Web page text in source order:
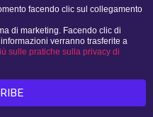
facendo clic sul collegamento
di marketing. Facendo clic di
verranno trasferite a
sulle pratiche sulla privacy di